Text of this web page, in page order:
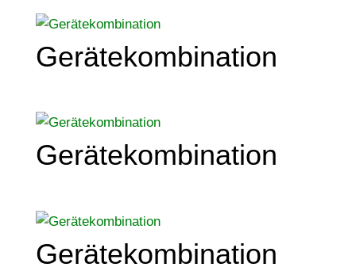
Gerätekombination
Gerätekombination
Gerätekombination